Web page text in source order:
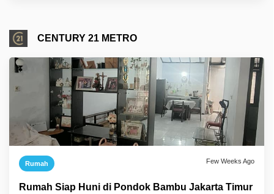
CENTURY 21 METRO
Rumah Few Weeks Ago
Rumah Siap Huni di Pondok Bambu Jakarta Timur